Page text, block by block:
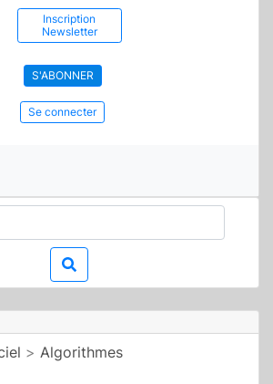
Inscription
Newsletter
S'ABONNER
Se connecter
> Algorithmes